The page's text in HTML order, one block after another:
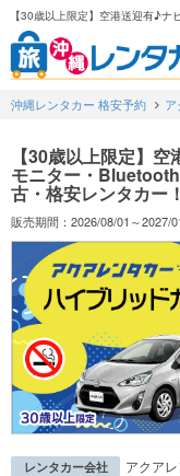
沖縄レンタカー 格安予約
【30歳以上限定】
モニター・
古・格安レンタカー！
販売期間：2026/08/01～2027/
レンタカー会社 アクア